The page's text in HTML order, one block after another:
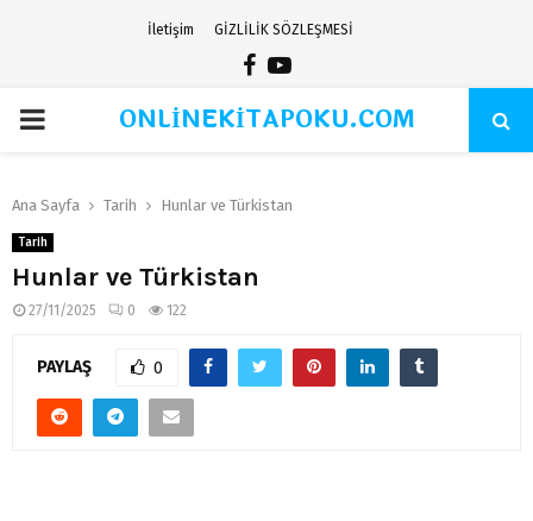
İletişim GİZLİLİK SÖZLEŞMESİ
Facebook
Youtube
PRIMARYONLİNEKİTAPOKU.COM
Ana Sayfa Tarih Hunlar ve Türkistan
Tarih
Hunlar ve Türkistan
27/11/2025 0 122
PAYLAŞ 0